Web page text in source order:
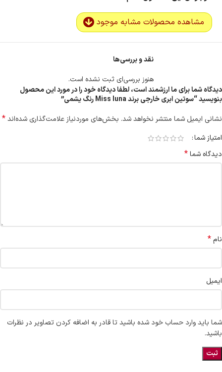
مشاهده محصولات مشابه موجود
نقد و بررسی‌ها
هنوز بررسی‌ای ثبت نشده است.
دیدگاه شما برای ما ارزشمند است، لطفا دیدگاه خود را در مورد این محصول
بنویسید “سوتین ابری خارجی برند Miss luna رنگ یشمی”
نشانی ایمیل شما منتشر نخواهد شد. بخش‌های موردنیاز علامت‌گذاری شده‌اند*
امتیاز شما
دیدگاه شما*
نام*
ایمیل
شما باید وارد حساب خود شده باشید تا قادر به اضافه کردن تصاویر در نظرات
باشید.